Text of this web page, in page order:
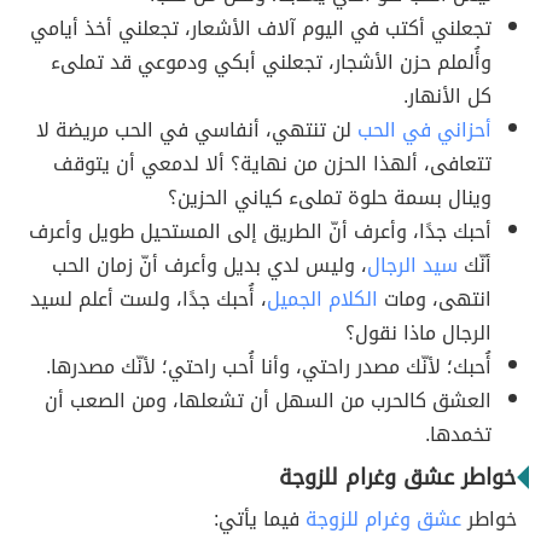
تجعلني أكتب في اليوم آلاف الأشعار، تجعلني أخذ أيامي
وأُلملم حزن الأشجار، تجعلني أبكي ودموعي قد تملىء
كل الأنهار.
أحزاني في الحب لن تنتهي، أنفاسي في الحب مريضة لا
تتعافى، ألهذا الحزن من نهاية؟ ألا لدمعي أن يتوقف
وينال بسمة حلوة تملىء كياني الحزين؟
أحبك جدًا، وأعرف أنّ الطريق إلى المستحيل طويل وأعرف
أنّك سيد الرجال، وليس لدي بديل وأعرف أنّ زمان الحب
انتهى، ومات الكلام الجميل، أُحبك جدًا، ولست أعلم لسيد
الرجال ماذا نقول؟
أُحبك؛ لأنّك مصدر راحتي، وأنا أُحب راحتي؛ لأنّك مصدرها.
العشق كالحرب من السهل أن تشعلها، ومن الصعب أن
تخمدها.
خواطر عشق وغرام للزوجة
خواطرعشق وغرام للزوجة فيما يأتي: